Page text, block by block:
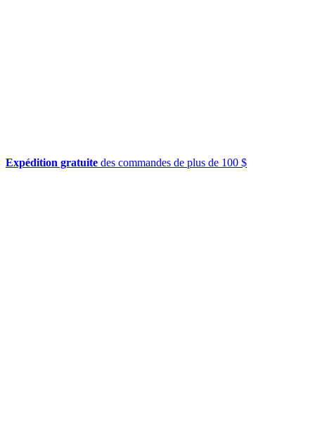
Expédition gratuite des commandes de plus de 100 $